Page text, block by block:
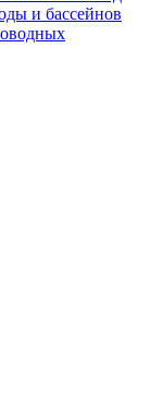
и бассейнов